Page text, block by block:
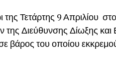
Τετάρτης 9 Απριλίου
Διεύθυνσης Δίωξης και
βάρος του οποίου